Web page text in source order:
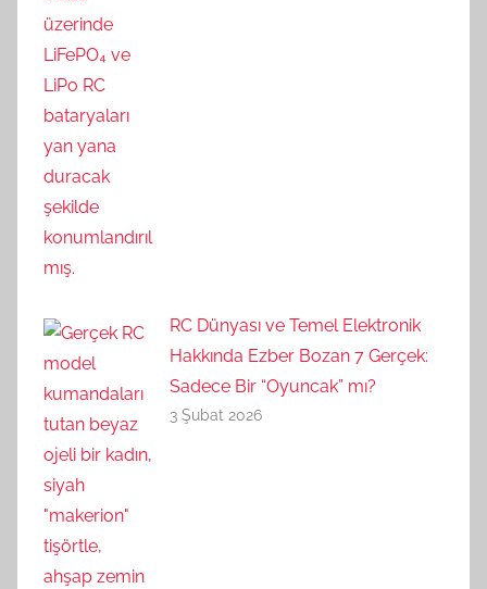
RC Dünyası ve Temel Elektronik
Hakkında Ezber Bozan 7 Gerçek:
Sadece Bir “Oyuncak” mı?
3 Şubat 2026